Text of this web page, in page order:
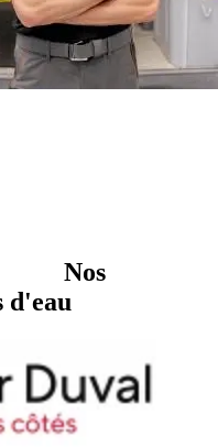
Nos
d'eau